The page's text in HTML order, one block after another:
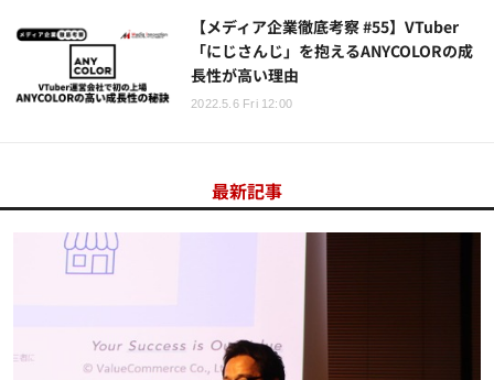
【メディア企業徹底考察 #55】VTuber
「にじさんじ」を抱えるANYCOLORの成
長性が高い理由
2022.5.6 Fri 12:00
最新記事